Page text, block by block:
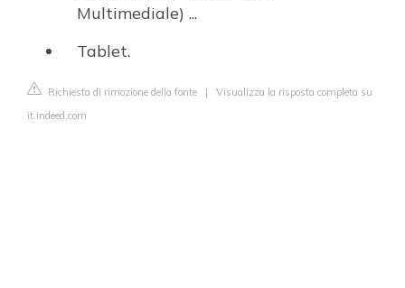
Multimediale) ...
Tablet.
Richiesta di rimozione della fonte | Visualizza la risposta completa su
it.indeed.com